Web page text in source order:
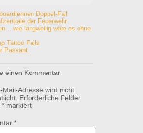
Doppel-Fail
der Feuerwehr
.. wie langweilig wäre es ohne
Tattoo Fails
Passant
einen Kommentar
Mail-Adresse wird nicht
Erforderliche Felder
* markiert
*